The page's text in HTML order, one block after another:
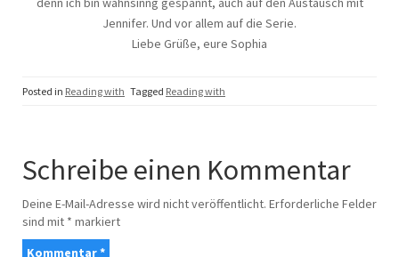
Jennifer. Und vor allem auf die Serie.
Liebe Grüße, eure Sophia
Posted in Reading with Tagged Reading with
Schreibe einen Kommentar
Deine E-Mail-Adresse wird nicht veröffentlicht. Erforderliche Felder
sind mit * markiert
Kommentar*